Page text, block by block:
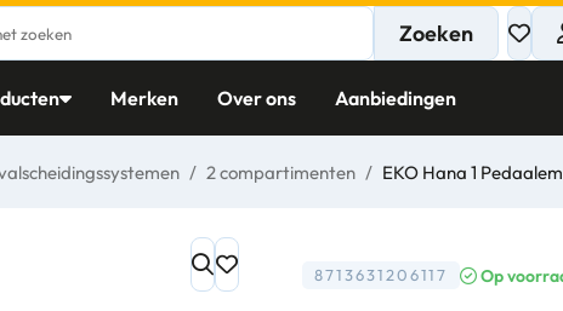
Zoeken
Merken Over ons Aanbiedingen
/ 2 compartimenten / EKO Hana 1
8713631206117 Op